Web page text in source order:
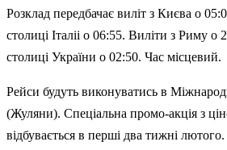
Розклад передбачає виліт з Києва о
столиці Італіі о 06:55. Виліти з Риму о
столиці України о 02:50. Час місцевий.
Рейси будуть виконуватись в
(Жуляни). Спеціальна промо-акція з
відбувається в перші два тижні лютого.